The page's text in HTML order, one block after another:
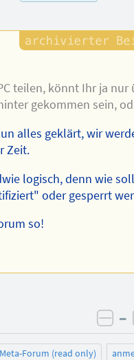
teilen, könnt Ihr ja nur
gekommen sein,
alles geklärt, wir
Zeit.
logisch, denn wie
oder gesperrt
so!
–
Meta-Forum (read only)